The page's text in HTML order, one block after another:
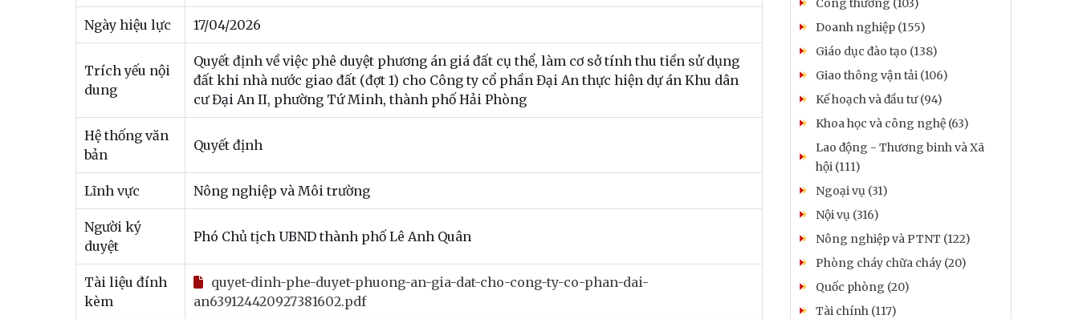
Ngày hiệu lực 17/04/2026
Trích yếu nội
dung
Quyết định về việc phê duyệt phương án giá đất cụ thể, làm cơ sở tính thu tiền sử dụng
đất khi nhà nước giao đất (đợt 1) cho Công ty cổ phần Đại An thực hiện dự án Khu dân
cư Đại An II, phường Tứ Minh, thành phố Hải Phòng
Hệ thống văn
bản
Quyết định
Lĩnh vực Nông nghiệp và Môi trường
Người ký
duyệt
Phó Chủ tịch UBND thành phố Lê Anh Quân
Tài liệu đính
kèm
quyet-dinh-phe-duyet-phuong-an-gia-dat-cho-cong-ty-co-phan-dai-
an639124420927381602.pdf
Công thương (103)
Doanh nghiệp (155)
Giáo dục đào tạo (138)
Giao thông vận tải (106)
Kế hoạch và đầu tư (94)
Khoa học và công nghệ (63)
Lao động - Thương binh và Xã
hội (111)
Ngoại vụ (31)
Nội vụ (316)
Nông nghiệp và PTNT (122)
Phòng cháy chữa cháy (20)
Quốc phòng (20)
Tài chính (117)